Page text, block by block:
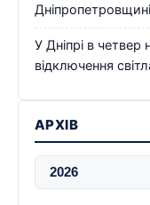
Дніпропетровщині
У Дніпрі в четвер
відключення
АРХІВ